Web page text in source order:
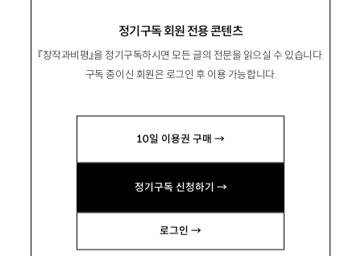
정기구독 회원 전용 콘텐츠
『창작과비평』을 정기구독하시면 모든 글의 전문을 읽으실 수 있습니다.
구독 중이신 회원은 로그인 후 이용 가능합니다.
10일 이용권 구매 →
정기구독 신청하기 →
로그인 →
스피노자의 눈으로 바라본 자본주의와